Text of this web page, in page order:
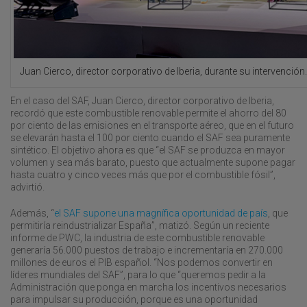
Juan Cierco, director corporativo de Iberia, durante su intervención.
En el caso del SAF, Juan Cierco, director corporativo de Iberia,
recordó que este combustible renovable permite el ahorro del 80
por ciento de las emisiones en el transporte aéreo, que en el futuro
se elevarán hasta el 100 por ciento cuando el SAF sea puramente
sintético. El objetivo ahora es que “el SAF se produzca en mayor
volumen y sea más barato, puesto que actualmente supone pagar
hasta cuatro y cinco veces más que por el combustible fósil”,
advirtió.
Además, “el SAF supone una magnífica oportunidad de país , que
permitiría reindustrializar España”, matizó. Según un reciente
informe de PWC, la industria de este combustible renovable
generaría 56.000 puestos de trabajo e incrementaría en 270.000
millones de euros el PIB español. “Nos podemos convertir en
líderes mundiales del SAF”, para lo que “queremos pedir a la
Administración que ponga en marcha los incentivos necesarios
para impulsar su producción, porque es una oportunidad